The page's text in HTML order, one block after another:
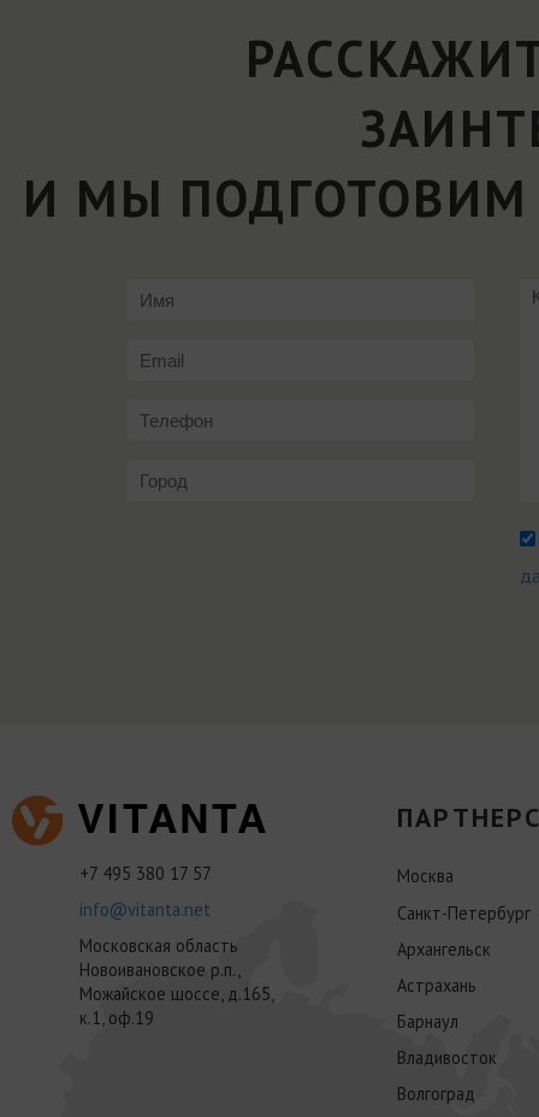
И МЫ ПОДГОТОВИМ
+7 495 380 17 57
info@vitanta.net
Московская область
Новоивановское р.п.,
Можайское шоссе, д.165,
к.1, оф.19
Москва
Санкт-Петербург
Архангельск
Астрахань
Барнаул
Владивосток
Волгоград